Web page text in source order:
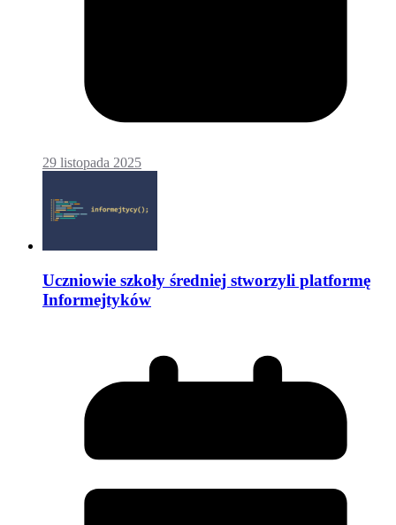
29 listopada 2025
Uczniowie szkoły średniej stworzyli platformę
Informejtyków